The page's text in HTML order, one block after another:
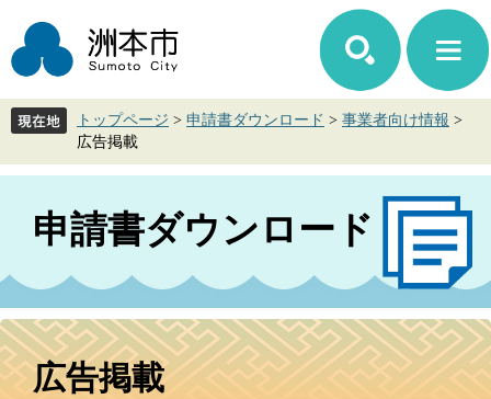
ジ
先
す。
ュ
を
し
トップページ > 申請書ダウンロード > 事業者向け情報 >
広告掲載
申請書ダウンロード
本
文
広告掲載